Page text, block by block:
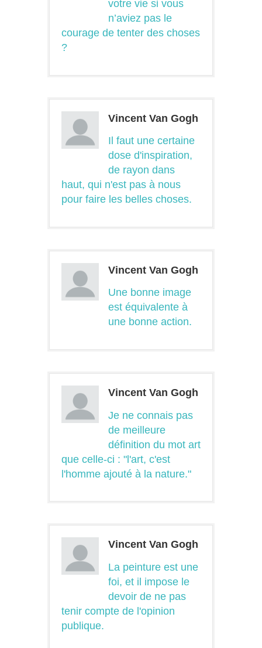
votre vie si vous
n’aviez pas le
courage de tenter des choses
?
Vincent Van Gogh
Il faut une certaine
dose d'inspiration,
de rayon dans
haut, qui n'est pas à nous
pour faire les belles choses.
Vincent Van Gogh
Une bonne image
est équivalente à
une bonne action.
Vincent Van Gogh
Je ne connais pas
de meilleure
définition du mot art
que celle-ci : "l'art, c'est
l'homme ajouté à la nature."
Vincent Van Gogh
La peinture est une
foi, et il impose le
devoir de ne pas
tenir compte de l'opinion
publique.